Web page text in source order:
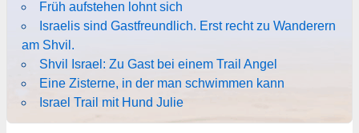
Früh aufstehen lohnt sich
Israelis sind Gastfreundlich. Erst recht zu Wanderern
am Shvil.
Shvil Israel: Zu Gast bei einem Trail Angel
Eine Zisterne, in der man schwimmen kann
Israel Trail mit Hund Julie